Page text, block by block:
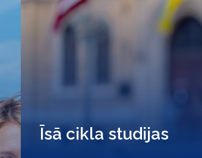
Īsā cikla studijas